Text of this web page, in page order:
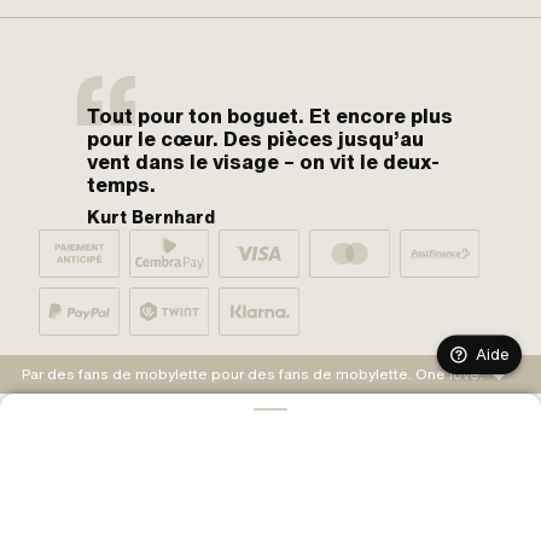
Tout pour ton boguet. Et encore plus
pour le cœur. Des pièces jusqu’au
vent dans le visage – on vit le deux-
temps.
Kurt Bernhard
Par des fans de mobylette pour des fans de mobylette. One love.
Aide